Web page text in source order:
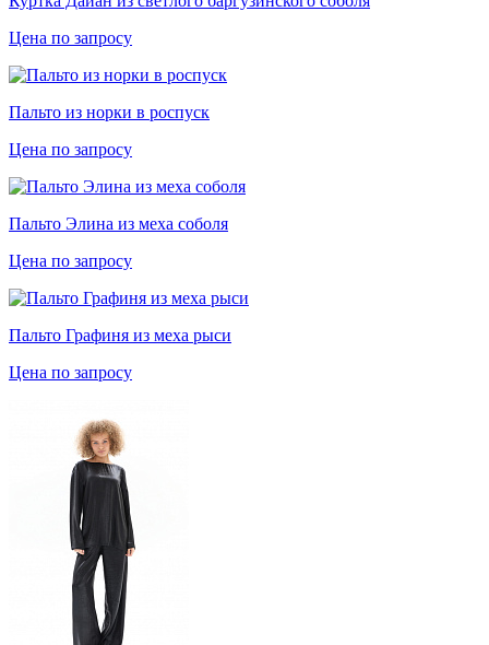
Цена по запросу
Пальто из норки в роспуск
Цена по запросу
Пальто Элина из меха соболя
Цена по запросу
Пальто Графиня из меха рыси
Цена по запросу